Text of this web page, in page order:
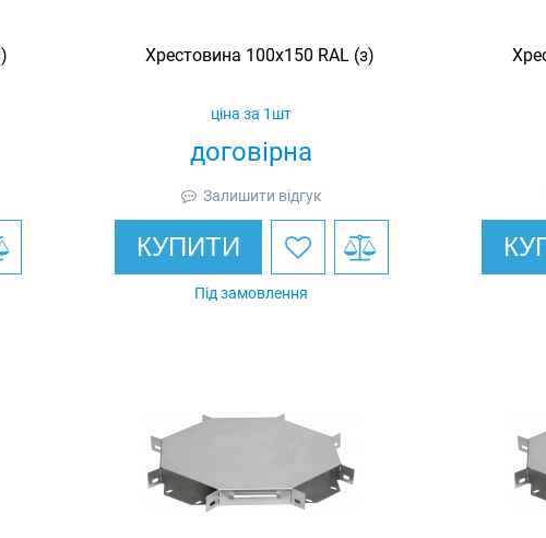
Хрестовина 100х150 RAL (з)
договірна
ціна за 1шт
Залишити відгук
КУПИТИ
Під замовлення